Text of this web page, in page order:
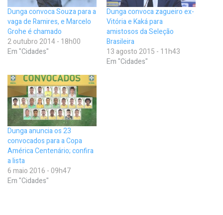
Dunga convoca Souza para a
vaga de Ramires, e Marcelo
Grohe é chamado
2 outubro 2014 - 18h00
Em "Cidades"
Dunga convoca zagueiro ex-
Vitória e Kaká para
amistosos da Seleção
Brasileira
13 agosto 2015 - 11h43
Em "Cidades"
Dunga anuncia os 23
convocados para a Copa
América Centenário; confira
a lista
6 maio 2016 - 09h47
Em "Cidades"